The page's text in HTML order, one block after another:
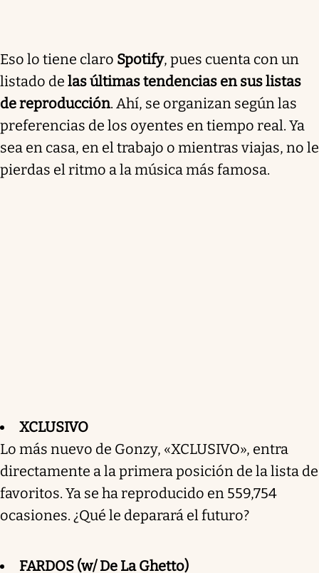
Eso lo tiene claro Spotify, pues cuenta con un
listado de las últimas tendencias en sus listas
de reproducción. Ahí, se organizan según las
preferencias de los oyentes en tiempo real. Ya
sea en casa, en el trabajo o mientras viajas, no le
pierdas el ritmo a la música más famosa.
XCLUSIVO
Lo más nuevo de Gonzy, «XCLUSIVO», entra
directamente a la primera posición de la lista de
favoritos. Ya se ha reproducido en 559,754
ocasiones. ¿Qué le deparará el futuro?
FARDOS (w/ De La Ghetto)